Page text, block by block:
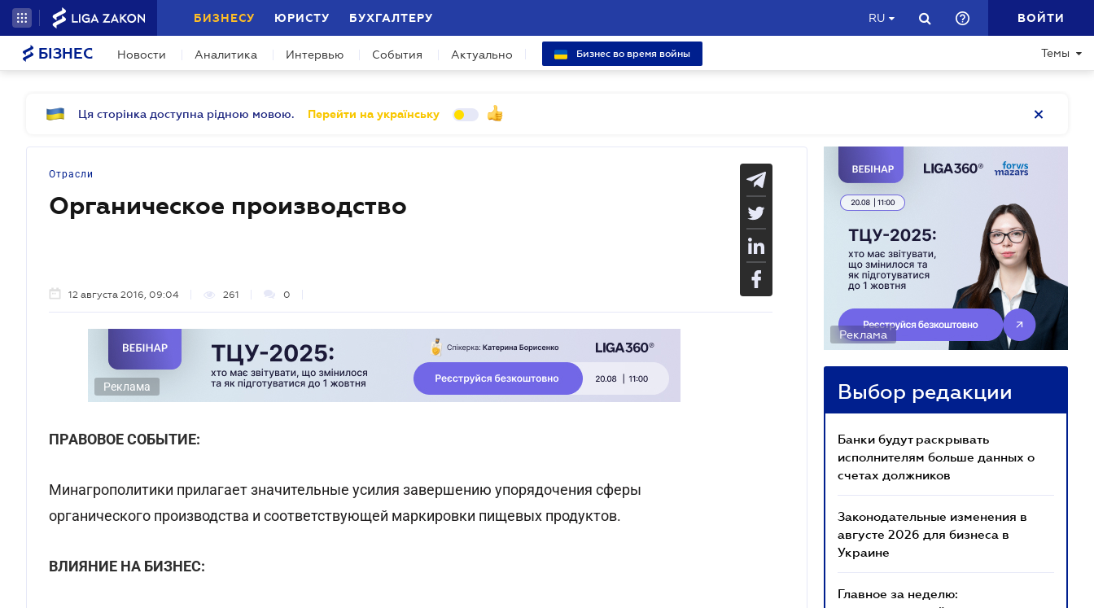
БИЗНЕСУ ЮРИСТУ БУХГАЛТЕРУ RU ВОЙТИ
БІЗНЕС Новости Аналитика Интервью События Актуально Бизнес во время войны Темы
Ця сторінка доступна рідною мовою. Перейти на українську
Отрасли
Органическое производство
12 августа 2016, 09:04 261 0
Реклама
ПРАВОВОЕ СОБЫТИЕ:
Минагрополитики прилагает значительные усилия завершению упорядочения сферы
органического производства и соответствующей маркировки пищевых продуктов.
ВЛИЯНИЕ НА БИЗНЕС:
Реклама
Выбор редакции
Банки будут раскрывать
исполнителям больше данных о
счетах должников
Законодательные изменения в
августе 2026 для бизнеса в
Украине
Главное за неделю: